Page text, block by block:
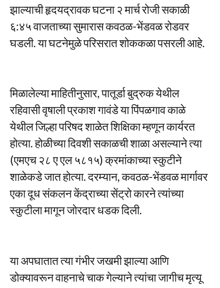
झाल्याची हृदयद्रावक घटना २ मार्च रोजी सकाळी
६:४५ वाजताच्या सुमारास कवठळ-भेंडवळ रोडवर
घडली. या घटनेमुळे परिसरात शोककळा पसरली आहे.
मिळालेल्या माहितीनुसार, पातूर्डा बुद्रुक येथील
रहिवासी वृषाली प्रकाश गावंडे या पिंपळगाव काळे
येथील जिल्हा परिषद शाळेत शिक्षिका म्हणून कार्यरत
होत्या. होळीच्या दिवशी सकाळची शाळा असल्याने त्या
(एमएच २८ ए एल ५८१५) क्रमांकाच्या स्कुटीने
शाळेकडे जात होत्या. दरम्यान, कवठळ-भेंडवळ मार्गावर
एका दूध संकलन केंद्राच्या सेंट्रो कारने त्यांच्या
स्कुटीला मागून जोरदार धडक दिली.
या अपघातात त्या गंभीर जखमी झाल्या आणि
डोक्यावरून वाहनाचे चाक गेल्याने त्यांचा जागीच मृत्यू